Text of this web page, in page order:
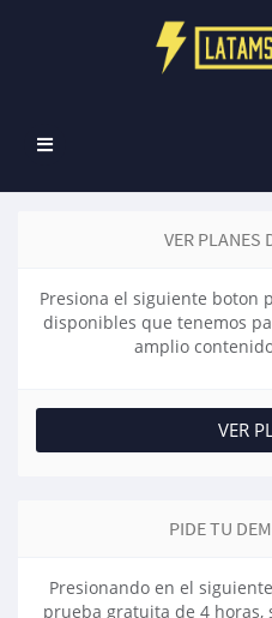
Toggle
VER PLANES
Presiona el siguiente boton
disponibles que tenemos
amplio
VER
PIDE TU
Presionando en el
prueba gratuita de 4